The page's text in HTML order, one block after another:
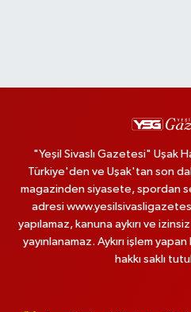
"Yeşil Sivaslı Gazetesi" Uşak
Türkiye'den ve Uşak'tan son
magazinden siyasete, spordan
adresi
yapılamaz, kanuna aykırı ve
yayınlanamaz. Aykırı işlem
hakkı saklı